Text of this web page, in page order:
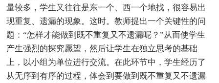
量较多，学生又往往是东一个、西一个地找，很容易出
现重复、遗漏的现象。这时。教师提出一个关键性的问
题：“怎样才能做到既不重复又不遗漏呢？”从而使学生
产生强烈的探究愿望，然后让学生在独立思考的基础
上，以小组为单位进行交流。在此环节中，学生经历了
从无序到有序的过程，体会到要做到既不重复又不遗漏